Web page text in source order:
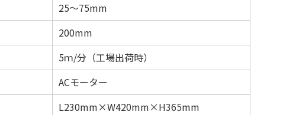
25～75mm
200mm
5ｍ/分（工場出荷時）
ACモーター
L230mm×W420mm×H365mm